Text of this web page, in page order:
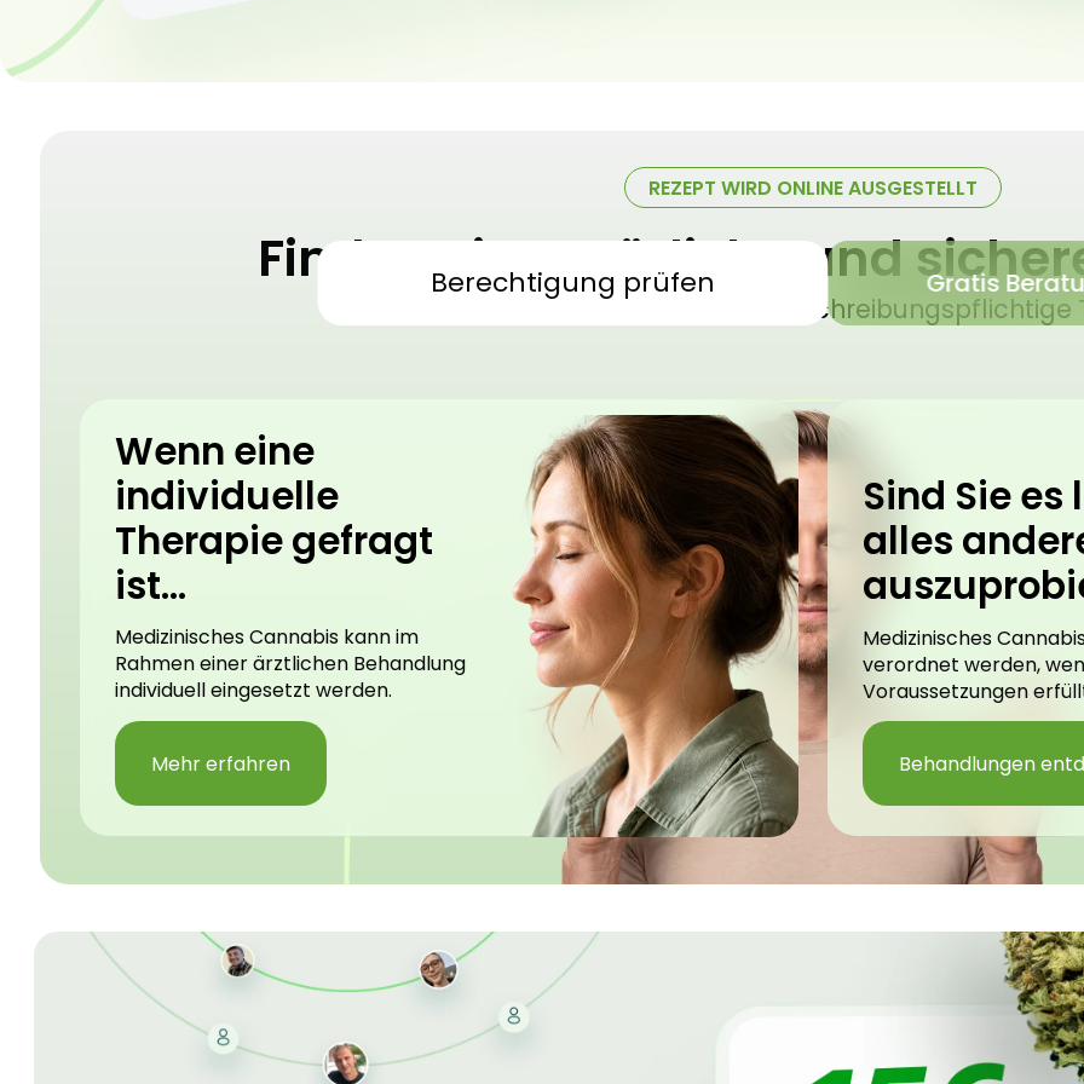
REZEPT WIRD ONLINE AUSGESTELLT
Finden Sie natürliche und
Medizinisches Cannabis – verschreibungspflichtige
Berechtigung prüfen Gratis
Wenn eine
individuelle
Therapie gefragt
ist...
Medizinisches Cannabis kann im
Rahmen einer ärztlichen Behandlung
individuell eingesetzt werden.
Mehr erfahren
Sind Sie es
alles
Medizinisches
verordnet werden,
Voraussetzungen
Behandlungen